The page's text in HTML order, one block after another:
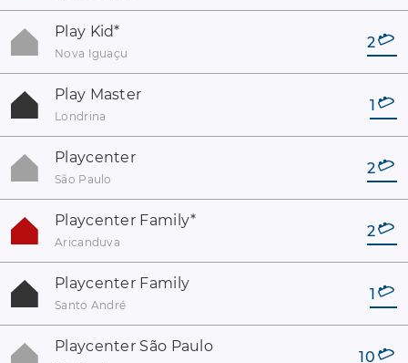
Play Kid*
Nova Iguaçu
2
Play Master
Londrina
1
Playcenter
São Paulo
2
Playcenter Family*
Aricanduva
2
Playcenter Family
Santo André
1
Playcenter São Paulo
10